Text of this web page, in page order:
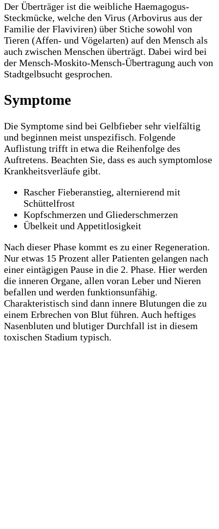
Der Überträger ist die weibliche Haemagogus-
Steckmücke, welche den Virus (Arbovirus aus der
Familie der Flaviviren) über Stiche sowohl von
Tieren (Affen- und Vögelarten) auf den Mensch als
auch zwischen Menschen überträgt. Dabei wird bei
der Mensch-Moskito-Mensch-Übertragung auch von
Stadtgelbsucht gesprochen.
Symptome
Die Symptome sind bei Gelbfieber sehr vielfältig
und beginnen meist unspezifisch. Folgende
Auflistung trifft in etwa die Reihenfolge des
Auftretens. Beachten Sie, dass es auch symptomlose
Krankheitsverläufe gibt.
Rascher Fieberanstieg, alternierend mit
Schüttelfrost
Kopfschmerzen und Gliederschmerzen
Übelkeit und Appetitlosigkeit
Nach dieser Phase kommt es zu einer Regeneration.
Nur etwas 15 Prozent aller Patienten gelangen nach
einer eintägigen Pause in die 2. Phase. Hier werden
die inneren Organe, allen voran Leber und Nieren
befallen und werden funktionsunfähig.
Charakteristisch sind dann innere Blutungen die zu
einem Erbrechen von Blut führen. Auch heftiges
Nasenbluten und blutiger Durchfall ist in diesem
toxischen Stadium typisch.